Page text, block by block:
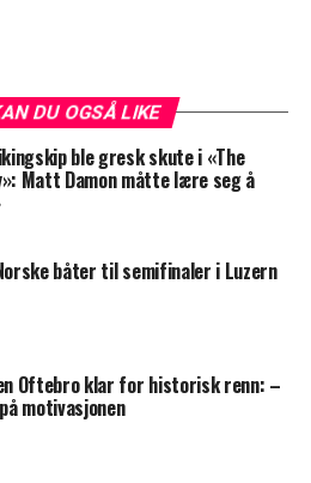
DU OGSÅ LIKE
ble gresk skute i «The
Matt Damon måtte lære seg å
båter til semifinaler i Luzern
Oftebro klar for historisk renn: –
motivasjonen